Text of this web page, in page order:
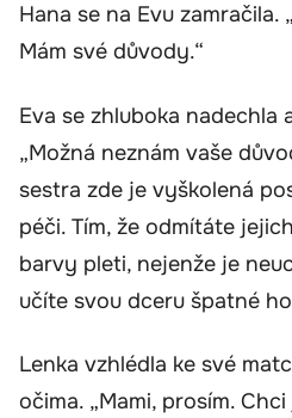
Hana se na Evu zamračila.
Mám své důvody.“
Eva se zhluboka nadechla
„Možná neznám vaše
sestra zde je vyškolená
péči. Tím, že odmítáte
barvy pleti, nejenže je
učíte svou dceru špatné
Lenka vzhlédla ke své
očima. „Mami, prosím.